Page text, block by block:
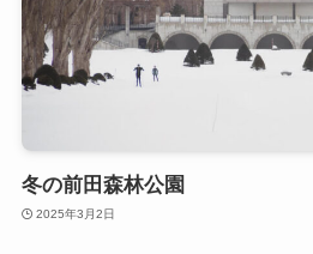
冬の前田森林公園
2025年3月2日